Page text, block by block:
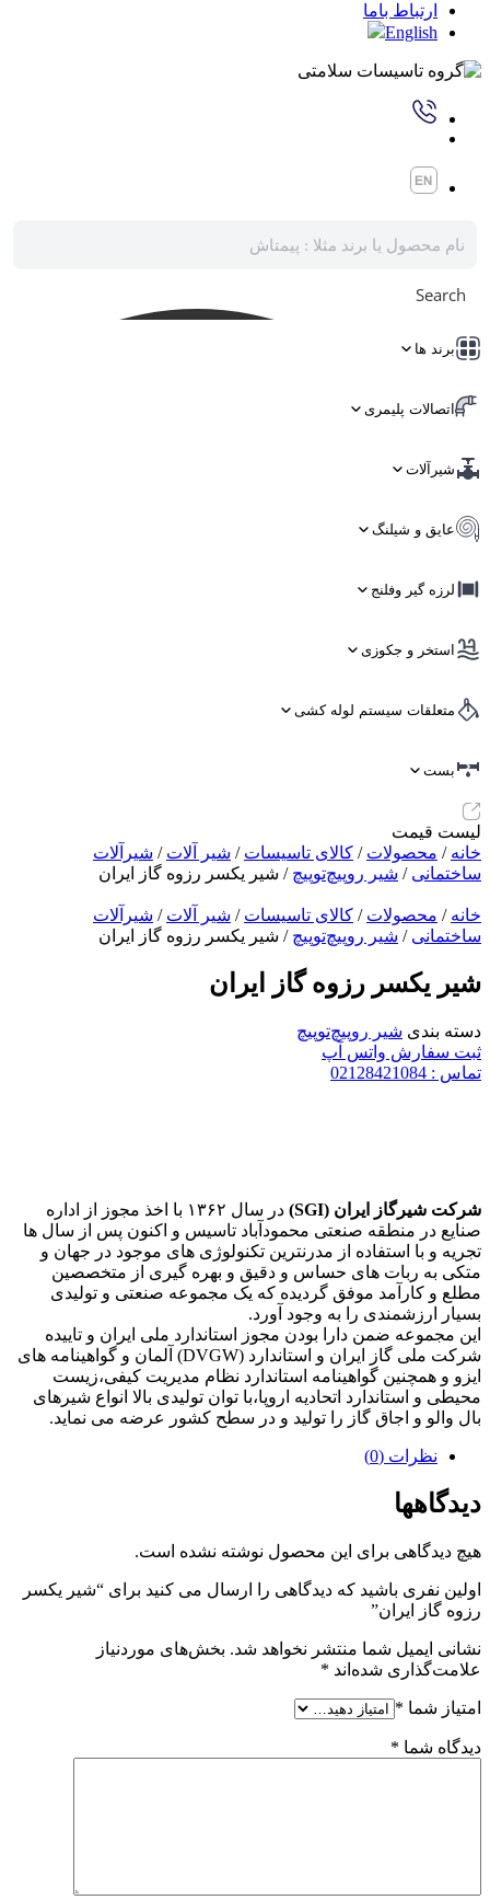
ارتباط باما
English
Search
برند ها
اتصالات پلیمری
شیرآلات
عایق و شیلنگ
لرزه گیر وفلنج
استخر و جکوزی
متعلقات سیستم لوله کشی
بست
لیست قیمت
خانه / محصولات / کالای تاسیسات / شیر آلات / شیرآلات
ساختمانی / شیر روپیچ‌توپیچ / شیر یکسر رزوه گاز ایران
خانه / محصولات / کالای تاسیسات / شیر آلات / شیرآلات
ساختمانی / شیر روپیچ‌توپیچ / شیر یکسر رزوه گاز ایران
شیر یکسر رزوه گاز ایران
دسته بندی شیر روپیچ‌توپیچ
ثبت سفارش واتس آپ
تماس : 02128421084
شرکت شیرگاز ایران (SGI)
در سال ۱۳۶۲ با اخذ مجوز از اداره
صنایع در منطقه صنعتی محمودآباد تاسیس و اکنون پس از سال ها
تجریه و با استفاده از مدرنترین تکنولوژی های موجود در جهان و
متکی به ربات های حساس و دقیق و بهره گیری از متخصصین
مطلع و کارآمد موفق گردیده که یک مجموعه صنعتی و تولیدی
بسیار ارزشمندی را به وجود آورد.
این مجموعه ضمن دارا بودن مجوز استاندارد ملی ایران و تاییده
شرکت ملی گاز ایران و استاندارد (DVGW) آلمان و گواهینامه های
ایزو و همچنین گواهینامه استاندارد نظام مدیریت کیفی،زیست
محیطی و استاندارد اتحادیه اروپا،با توان تولیدی بالا انواع شیرهای
بال والو و اجاق گاز را تولید و در سطح کشور عرضه می نماید.
نظرات (0)
دیدگاهها
هیچ دیدگاهی برای این محصول نوشته نشده است.
اولین نفری باشید که دیدگاهی را ارسال می کنید برای “شیر یکسر
رزوه گاز ایران”
نشانی ایمیل شما منتشر نخواهد شد. بخش‌های موردنیاز
علامت‌گذاری شده‌اند *
امتیاز شما *
دیدگاه شما *